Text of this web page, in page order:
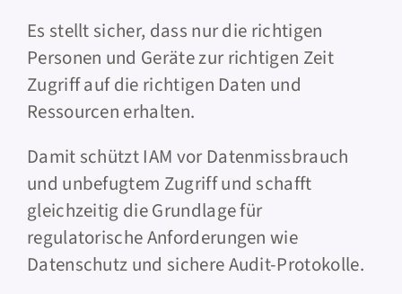
Es stellt sicher, dass nur die richtigen
Personen und Geräte zur richtigen Zeit
Zugriff auf die richtigen Daten und
Ressourcen erhalten.
Damit schützt IAM vor Datenmissbrauch
und unbefugtem Zugriff und schafft
gleichzeitig die Grundlage für
regulatorische Anforderungen wie
Datenschutz und sichere Audit-Protokolle.